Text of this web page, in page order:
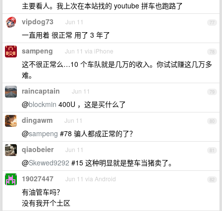
主要看人。我上次在本站找的 youtube 拼车也跑路了
77
vipdog73 Jun 11
一直用着 很正常 用了 3 年了
78
sampeng Jun 11 via iPhone
这不很正常么…10 个车队就是几万的收入。你试试赚这几万多
难。
79
raincaptain Jun 11
@blockmin 400U ，这是买什么了
80
dingawm Jun 11
@sampeng #78 骗人都成正常的了？
81
qiaobeier Jun 11
@Skewed9292 #15 这种明显就是整车当猪卖了。
82
19027447 Jun 11 via Android
有油管车吗？
没有我开个土区